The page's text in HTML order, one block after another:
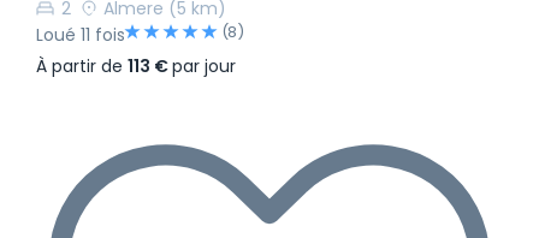
2
Almere (5 km)
Loué 11 fois
(8)
À partir de 113 €par jour